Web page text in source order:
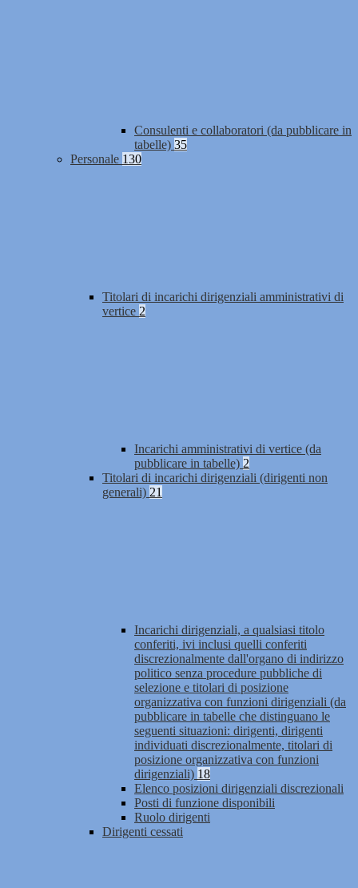
Consulenti e collaboratori (da pubblicare in
tabelle) 35
Personale 130
Titolari di incarichi dirigenziali amministrativi di
vertice 2
Incarichi amministrativi di vertice (da
pubblicare in tabelle) 2
Titolari di incarichi dirigenziali (dirigenti non
generali) 21
Incarichi dirigenziali, a qualsiasi titolo
conferiti, ivi inclusi quelli conferiti
discrezionalmente dall'organo di indirizzo
politico senza procedure pubbliche di
selezione e titolari di posizione
organizzativa con funzioni dirigenziali (da
pubblicare in tabelle che distinguano le
seguenti situazioni: dirigenti, dirigenti
individuati discrezionalmente, titolari di
posizione organizzativa con funzioni
dirigenziali) 18
Elenco posizioni dirigenziali discrezionali
Posti di funzione disponibili
Ruolo dirigenti
Dirigenti cessati